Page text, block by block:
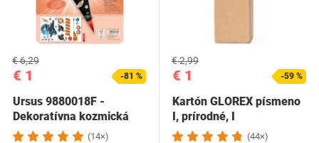
€ 1
€ 6,29
-81 %
Ursus 9880018F -
Dekoratívna kozmická
loď, DIN A4, Súprava…
(14×)
€ 1
€ 2,99
-59 %
Kartón GLOREX písmeno
I, prírodné, I
(44×)